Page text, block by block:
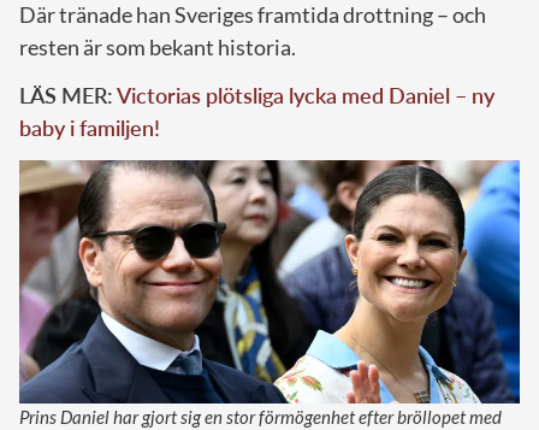
Där tränade han Sveriges framtida drottning – och
resten är som bekant historia.
LÄS MER:Victorias plötsliga lycka med Daniel – ny
baby i familjen!
Prins Daniel har gjort sig en stor förmögenhet efter bröllopet med